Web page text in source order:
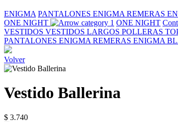
ENIGMA PANTALONES ENIGMA REMERAS
ONE NIGHT
ONE NIGHT
VESTIDOS VESTIDOS LARGOS POLLERAS
PANTALONES ENIGMA REMERAS ENIGMA
Volver
Vestido Ballerina
$ 3.740